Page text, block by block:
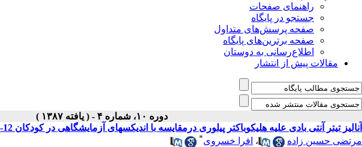
راهنمای صفحات
جستجو در پایگاه
صفحه پرسش‌های متداول
صفحه برترین‌های پایگاه
اطلاع‌رسانی به دوستان
مقالات پیش از انتشار
دوره ۱۰، شماره ۴ - ( یافته ۱۳۸۷ )
آنالیز تیتر آنتی بادی علیه هلیکوباکتر پیلوری درمقایسه با اندیکسهای آزمایشگاهی در کودکان 12-7 ساله مبتلا به آنمی فقر آهن
مرتضی حسین زاده
، افرا خسروی*